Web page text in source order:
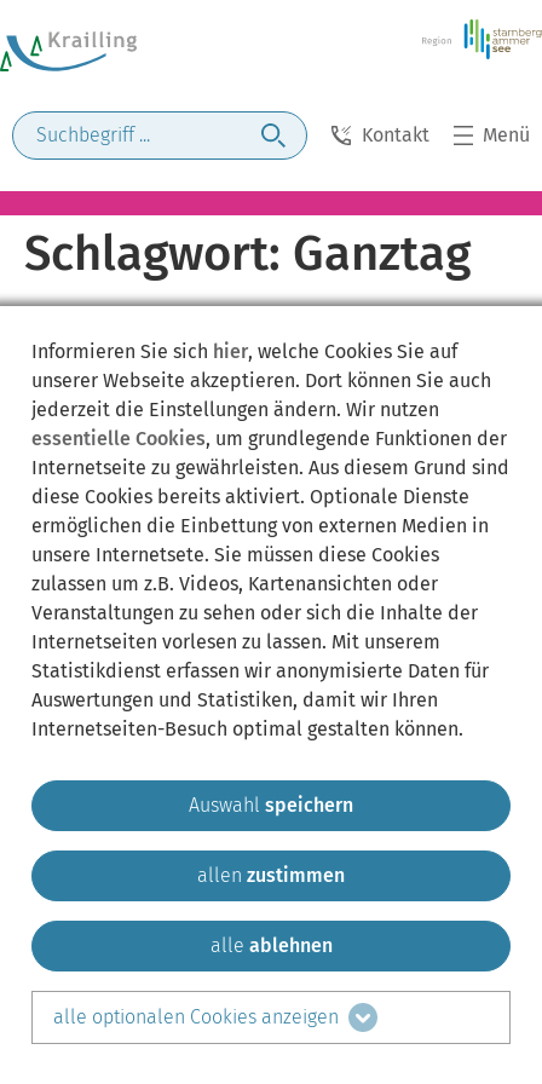
Kontakt Menü
Schlagwort: Ganztag
Gemeinde Krailling Impressum
Sitemap
Kontakt
teilen auf:
LinkedIn
Informieren Sie sich hier, welche Cookies Sie auf
unserer Webseite akzeptieren. Dort können Sie auch
jederzeit die Einstellungen ändern. Wir nutzen
essentielle Cookies, um grundlegende Funktionen der
Internetseite zu gewährleisten. Aus diesem Grund sind
diese Cookies bereits aktiviert. Optionale Dienste
ermöglichen die Einbettung von externen Medien in
unsere Internetsete. Sie müssen diese Cookies
zulassen um z.B. Videos, Kartenansichten oder
Veranstaltungen zu sehen oder sich die Inhalte der
Internetseiten vorlesen zu lassen. Mit unserem
Statistikdienst erfassen wir anonymisierte Daten für
Auswertungen und Statistiken, damit wir Ihren
Internetseiten-Besuch optimal gestalten können.
Auswahl speichern
allen zustimmen
alle ablehnen
alle optionalen Cookies anzeigen